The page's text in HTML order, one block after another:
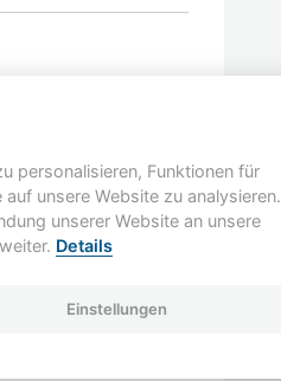
personalisieren, Funktionen für
unsere Website zu analysieren.
unserer Website an unsere
Details
Einstellungen